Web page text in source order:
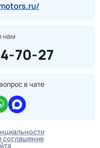
нам
70-27
в чате
соглашение